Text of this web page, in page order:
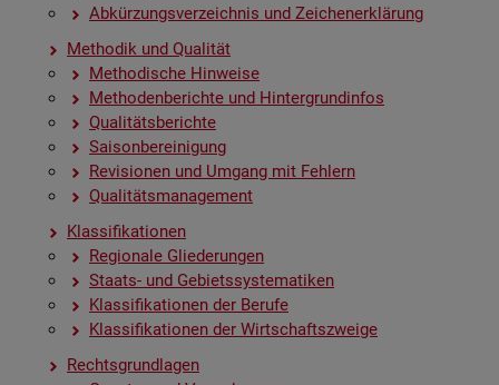
Ab­kür­zungs­ver­zeich­nis und Zei­chen­er­klä­rung
Me­tho­dik und Qua­li­tät
Me­tho­di­sche Hin­wei­se
Me­tho­den­be­rich­te und Hin­ter­grund­in­fos
Qua­li­täts­be­rich­te
Sai­son­be­rei­ni­gung
Re­vi­sio­nen und Um­gang mit Feh­lern
Qua­li­täts­ma­nage­ment
Klas­si­fi­ka­tio­nen
Re­gio­na­le Glie­de­run­gen
Staats- und Ge­biets­sys­te­ma­ti­ken
Klas­si­fi­ka­tio­nen der Be­ru­fe
Klas­si­fi­ka­tio­nen der Wirt­schafts­zwei­ge
Rechts­grund­la­gen